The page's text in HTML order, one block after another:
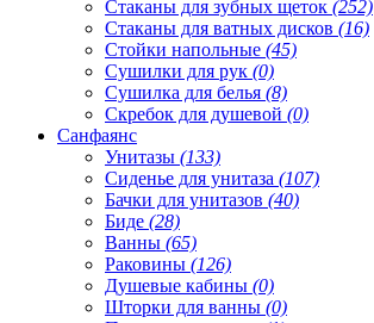
Стаканы для зубных щеток (252)
Стаканы для ватных дисков (16)
Стойки напольные (45)
Сушилки для рук (0)
Сушилка для белья (8)
Скребок для душевой (0)
Санфаянс
Унитазы (133)
Сиденье для унитаза (107)
Бачки для унитазов (40)
Биде (28)
Ванны (65)
Раковины (126)
Душевые кабины (0)
Шторки для ванны (0)